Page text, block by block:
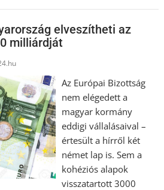
elveszítheti az
milliárdját
Az Európai Bizottság
nem elégedett a
magyar kormány
eddigi vállalásaival –
értesült a hírről két
német lap is. Sem a
kohéziós alapok
visszatartott 3000